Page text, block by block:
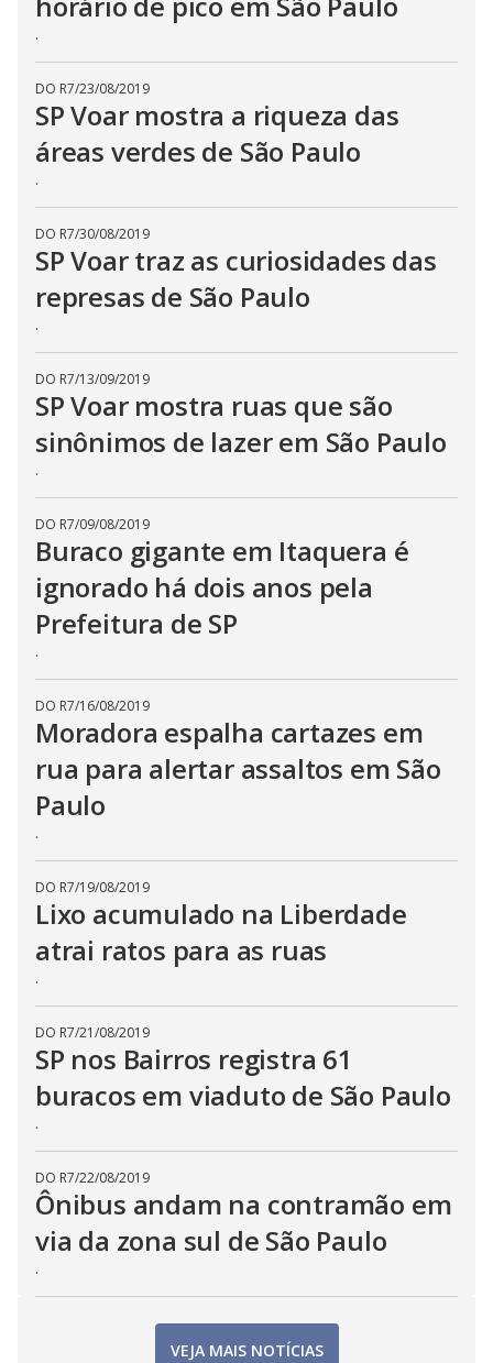
.
DO R7/23/08/2019
SP Voar mostra a riqueza das
áreas verdes de São Paulo
.
DO R7/30/08/2019
SP Voar traz as curiosidades das
represas de São Paulo
.
DO R7/13/09/2019
SP Voar mostra ruas que são
sinônimos de lazer em São Paulo
.
DO R7/09/08/2019
Buraco gigante em Itaquera é
ignorado há dois anos pela
Prefeitura de SP
.
DO R7/16/08/2019
Moradora espalha cartazes em
rua para alertar assaltos em São
Paulo
.
DO R7/19/08/2019
Lixo acumulado na Liberdade
atrai ratos para as ruas
.
DO R7/21/08/2019
SP nos Bairros registra 61
buracos em viaduto de São Paulo
.
DO R7/22/08/2019
Ônibus andam na contramão em
via da zona sul de São Paulo
.
VEJA MAIS NOTÍCIAS